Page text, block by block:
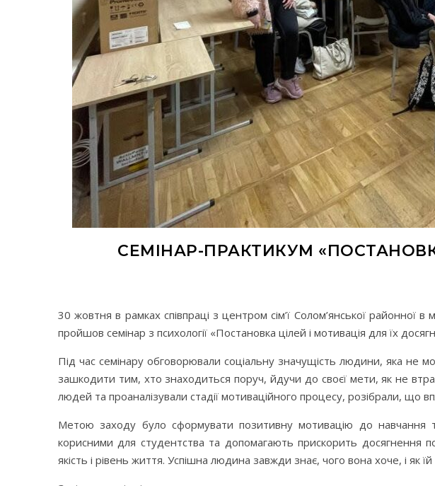
СЕМІНАР-ПРАКТИКУМ
30 жовтня в рамках співпраці з центром сім’ї Солом’янської районної в
пройшов семінар з психології «Постановка цілей і мотивація для їх
Під час семінару обговорювали соціальну значущість людини, яка
зашкодити тим, хто знаходиться поруч, йдучи до своєї мети, як не
людей та проаналізували стадії мотиваційного процесу, розібрали, що
Метою заходу було сформувати позитивну мотивацію до навчання
корисними для студентства та допомагають прискорить досягнення
якість і рівень життя. Успішна людина завжди знає, чого вона хоче, і як